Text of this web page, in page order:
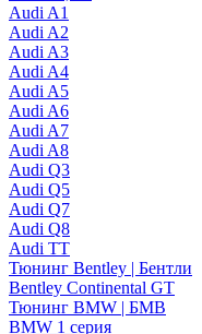
Audi A1
Audi A2
Audi A3
Audi A4
Audi A5
Audi A6
Audi A7
Audi A8
Audi Q3
Audi Q5
Audi Q7
Audi Q8
Audi TT
Тюнинг Bentley | Бентли
Bentley Continental GT
Тюнинг BMW | БМВ
BMW 1 серия